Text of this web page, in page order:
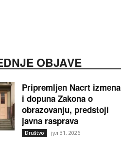
OBJAVE
Pripremljen Nacrt izmena
i dopuna Zakona o
obrazovanju, predstoji
javna rasprava
Društvo јул 31, 2026